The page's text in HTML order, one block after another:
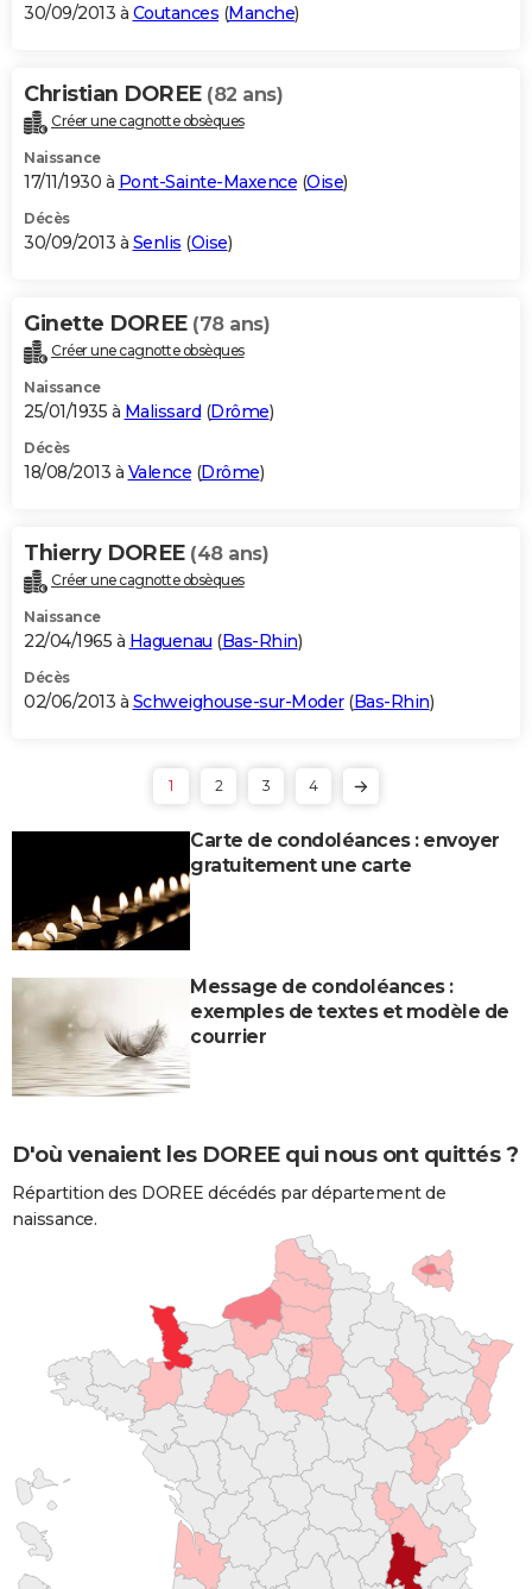
30/09/2013 à Coutances (Manche)
Christian DOREE (82 ans)
Créer une cagnotte obsèques
Naissance
17/11/1930 à Pont-Sainte-Maxence (Oise)
Décès
30/09/2013 à Senlis (Oise)
Ginette DOREE (78 ans)
Créer une cagnotte obsèques
Naissance
25/01/1935 à Malissard (Drôme)
Décès
18/08/2013 à Valence (Drôme)
Thierry DOREE (48 ans)
Créer une cagnotte obsèques
Naissance
22/04/1965 à Haguenau (Bas-Rhin)
Décès
02/06/2013 à Schweighouse-sur-Moder(Bas-Rhin)
1 2 3 4
Carte de condoléances : envoyer
gratuitement une carte
Message de condoléances :
exemples de textes et modèle de
courrier
D'où venaient les DOREE qui nous ont quittés ?
Répartition des DOREE décédés par département de
naissance.